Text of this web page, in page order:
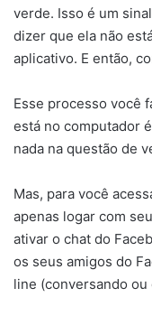
verde. Isso é um
dizer que ela não
aplicativo. E então,
Esse processo você
está no computador
nada na questão de
Mas, para você
apenas logar com
ativar o chat do
os seus amigos do
line (conversando